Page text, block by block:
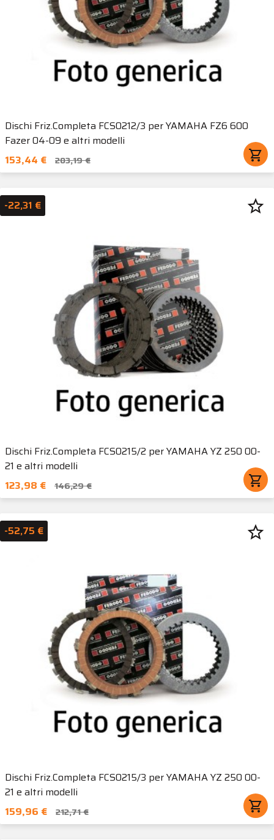
Dischi Friz.Completa FCS0212/3 per YAMAHA FZ6 600
Fazer 04-09 e altri modelli
153,44 €
203,19 € shopping_cart
Dischi Friz.Completa FCS0215/2 per YAMAHA YZ 250 00-
21 e altri modelli
123,98 €
146,29 € shopping_cart
-22,31 € star_border
Dischi Friz.Completa FCS0215/3 per YAMAHA YZ 250 00-
21 e altri modelli
159,96 €
212,71 € shopping_cart
-52,75 € star_border